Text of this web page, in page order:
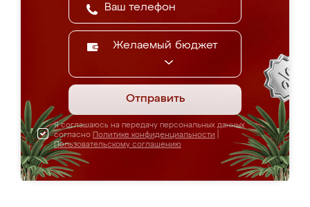
Желаемый бюджет
Отправить
Я соглашаюсь на передачу персональных данных
согласно Политике конфиденциальности
Пользовательскому соглашению